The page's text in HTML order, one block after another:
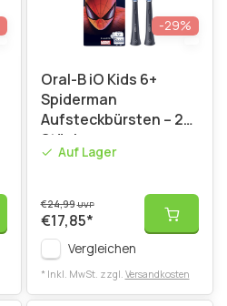
-29%
Oral-B iO Kids 6+
Spiderman
Aufsteckbürsten – 2
Stück
Auf Lager
€24,99UVP
€17,85*
Vergleichen
* Inkl. MwSt. zzgl. Versandkosten